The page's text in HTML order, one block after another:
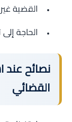
القضية
الحاجة
نصائح عند
القضائي